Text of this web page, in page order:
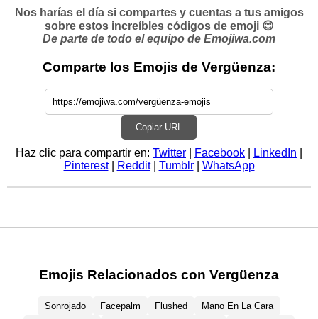
Nos harías el día si compartes y cuentas a tus amigos
sobre estos increíbles códigos de emoji 😊
De parte de todo el equipo de Emojiwa.com
Comparte los Emojis de Vergüenza:
Copiar URL
Haz clic para compartir en: Twitter Facebook LinkedIn
Pinterest| Reddit| Tumblr| WhatsApp
Emojis Relacionados con Vergüenza
Sonrojado Facepalm Flushed
Mano En La Cara